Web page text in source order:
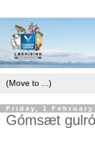
Friday, 1 February
Gómsæt